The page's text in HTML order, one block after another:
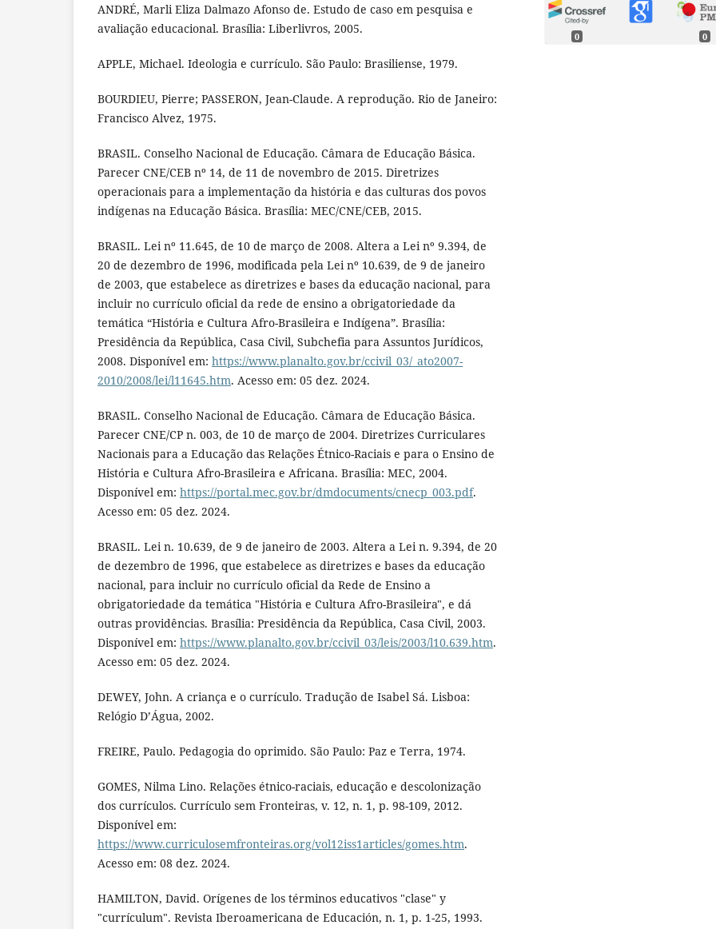
ANDRÉ, Marli Eliza Dalmazo Afonso de. Estudo de caso em pesquisa e
avaliação educacional. Brasília: Liberlivros, 2005.
APPLE, Michael. Ideologia e currículo. São Paulo: Brasiliense, 1979.
BOURDIEU, Pierre; PASSERON, Jean-Claude. A reprodução. Rio de Janeiro:
Francisco Alvez, 1975.
BRASIL. Conselho Nacional de Educação. Câmara de Educação Básica.
Parecer CNE/CEB nº 14, de 11 de novembro de 2015. Diretrizes
operacionais para a implementação da história e das culturas dos povos
indígenas na Educação Básica. Brasília: MEC/CNE/CEB, 2015.
BRASIL. Lei nº 11.645, de 10 de março de 2008. Altera a Lei nº 9.394, de
20 de dezembro de 1996, modificada pela Lei nº 10.639, de 9 de janeiro
de 2003, que estabelece as diretrizes e bases da educação nacional, para
incluir no currículo oficial da rede de ensino a obrigatoriedade da
temática “História e Cultura Afro-Brasileira e Indígena”. Brasília:
Presidência da República, Casa Civil, Subchefia para Assuntos Jurídicos,
2008. Disponível em: https://www.planalto.gov.br/ccivil_03/_ato2007-
2010/2008/lei/l11645.htm. Acesso em: 05 dez. 2024.
BRASIL. Conselho Nacional de Educação. Câmara de Educação Básica.
Parecer CNE/CP n. 003, de 10 de março de 2004. Diretrizes Curriculares
Nacionais para a Educação das Relações Étnico-Raciais e para o Ensino de
História e Cultura Afro-Brasileira e Africana. Brasília: MEC, 2004.
Disponível em: https://portal.mec.gov.br/dmdocuments/cnecp_003.pdf.
Acesso em: 05 dez. 2024.
BRASIL. Lei n. 10.639, de 9 de janeiro de 2003. Altera a Lei n. 9.394, de 20
de dezembro de 1996, que estabelece as diretrizes e bases da educação
nacional, para incluir no currículo oficial da Rede de Ensino a
obrigatoriedade da temática "História e Cultura Afro-Brasileira", e dá
outras providências. Brasília: Presidência da República, Casa Civil, 2003.
Disponível em: https://www.planalto.gov.br/ccivil_03/leis/2003/l10.639.htm.
Acesso em: 05 dez. 2024.
DEWEY, John. A criança e o currículo. Tradução de Isabel Sá. Lisboa:
Relógio D’Água, 2002.
FREIRE, Paulo. Pedagogia do oprimido. São Paulo: Paz e Terra, 1974.
GOMES, Nilma Lino. Relações étnico-raciais, educação e descolonização
dos currículos. Currículo sem Fronteiras, v. 12, n. 1, p. 98-109, 2012.
Disponível em:
https://www.curriculosemfronteiras.org/vol12iss1articles/gomes.htm.
Acesso em: 08 dez. 2024.
HAMILTON, David. Orígenes de los términos educativos "clase" y
"currículum". Revista Iberoamericana de Educación, n. 1, p. 1-25, 1993.
0 0